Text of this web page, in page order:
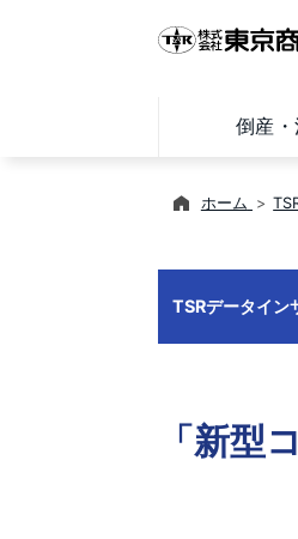
倒産
ホーム
TSRデータイン
「新型